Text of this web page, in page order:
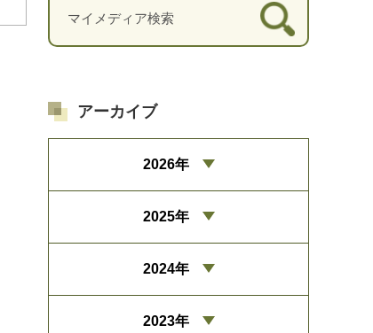
アーカイブ
2026年
2025年
2024年
2023年